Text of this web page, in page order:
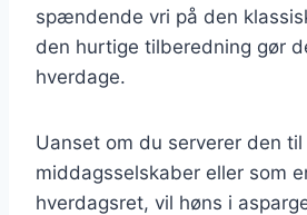
spændende vri på den
den hurtige tilberedning gør
hverdage.
Uanset om du serverer den til
middagsselskaber eller som
hverdagsret, vil høns i